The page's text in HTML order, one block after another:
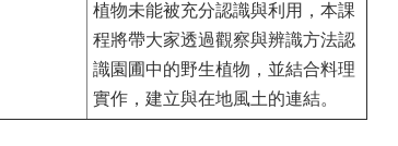
植物未能被充分認識與利用，本課
程將帶大家透過觀察與辨識方法認
識園圃中的野生植物，並結合料理
實作，建立與在地風土的連結。